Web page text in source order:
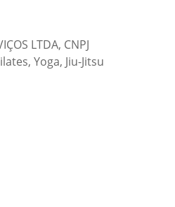
LTDA, CNPJ
Yoga, Jiu-Jitsu